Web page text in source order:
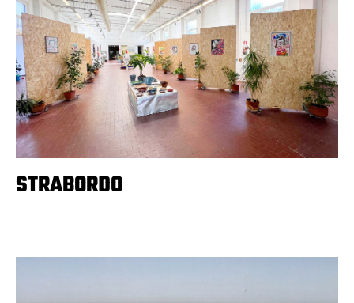
STRABORDO